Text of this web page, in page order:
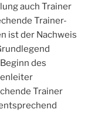
auch Trainer
Trainer-
ist der Nachweis
des
Trainer